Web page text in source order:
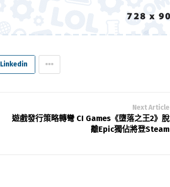
Linkedin
Next Article
遊戲發行策略轉彎 CI Games《墮落之王2》脫
離Epic獨佔將登Steam